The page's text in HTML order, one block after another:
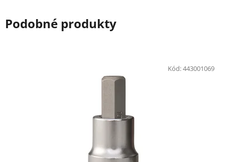
Podobné produkty
Kód:443001069